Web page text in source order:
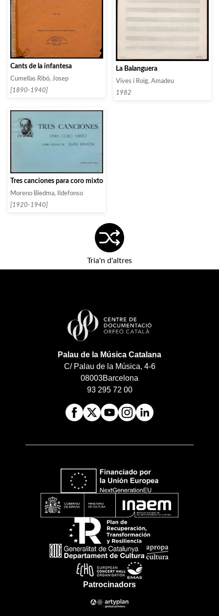
Cants de la infantesa
Cumellas Ribó, Josep
[1890-1940]
La Balanguera
Vives i Roig, Amadeu
1982
Tres canciones para coro mixto
Moreno Biedma, Ildefonso
[1920-1940]
Tria'n d'altres
Palau de la Música Catalana
C/ Palau de la Música, 4-6
08003Barcelona
93 295 72 00
Patrocinadors